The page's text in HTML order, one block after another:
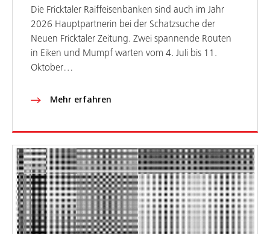
Die Fricktaler Raiffeisenbanken sind auch im Jahr
2026 Hauptpartnerin bei der Schatzsuche der
Neuen Fricktaler Zeitung. Zwei spannende Routen
in Eiken und Mumpf warten vom 4. Juli bis 11.
Oktober…
Mehr erfahren